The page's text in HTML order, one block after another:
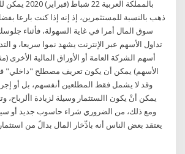
بالمملكة
ذهب بالنسبة للمستثمرين، إذ إنه إذا كنت بارعا
سوق المال أمرا في غاية السهولة، فأثناء
تداول الأسهم عبر الإنترنت يشهد نموا سريعا، و
أسهم الشركة العامة أو الأوراق المالية الأخرى
الأسهم) يمكن أن يكون تعريف مصطلح "داخلي" في
وقد لا يشمل فقط المطلعين أنفسهم، بل أو
يمكن أنْ يكون االستثمار وسيلة لزيادة األرباح،
ومع ذلك، من الضروري شراء حاسوب جديد أو
يعتقد بعض الناس أنه بادِّخار المال بدالً من